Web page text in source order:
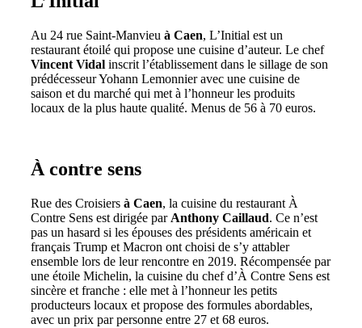
Au 24 rue Saint-Manvieu à Caen, L’Initial est un
restaurant étoilé qui propose une cuisine d’auteur. Le chef
Vincent Vidal inscrit l’établissement dans le sillage de son
prédécesseur Yohann Lemonnier avec une cuisine de
saison et du marché qui met à l’honneur les produits
locaux de la plus haute qualité. Menus de 56 à 70 euros.
À contre sens
Rue des Croisiers à Caen, la cuisine du restaurant À
Contre Sens est dirigée par Anthony Caillaud. Ce n’est
pas un hasard si les épouses des présidents américain et
français Trump et Macron ont choisi de s’y attabler
ensemble lors de leur rencontre en 2019. Récompensée par
une étoile Michelin, la cuisine du chef d’À Contre Sens est
sincère et franche : elle met à l’honneur les petits
producteurs locaux et propose des formules abordables,
avec un prix par personne entre 27 et 68 euros.